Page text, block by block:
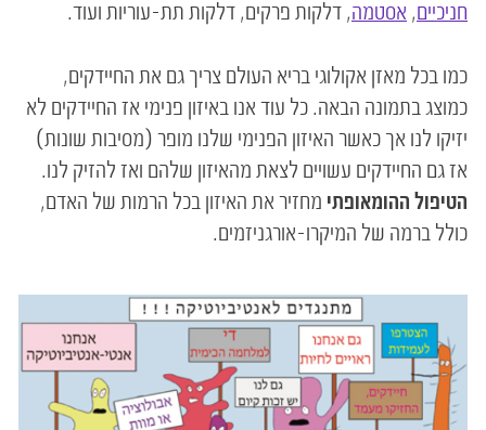
חניכיים, אסטמה, דלקות פרקים, דלקות תת-עוריות ועוד.
כמו בכל מאזן אקולוגי בריא העולם צריך גם את החיידקים,
כמוצג בתמונה הבאה. כל עוד אנו באיזון פנימי אז החיידקים לא
יזיקו לנו אך כאשר האיזון הפנימי שלנו מופר (מסיבות שונות)
אז גם החיידקים עשויים לצאת מהאיזון שלהם ואז להזיק לנו.
הטיפול ההומאופתי מחזיר את האיזון בכל הרמות של האדם,
כולל ברמה של המיקרו-אורגניזמים.